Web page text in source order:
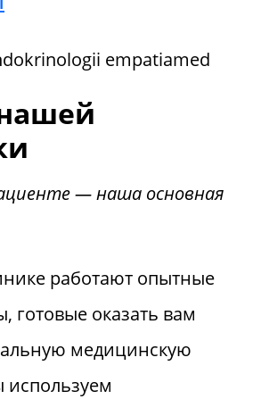
— наша основная
работают опытные
готовые оказать вам
медицинскую